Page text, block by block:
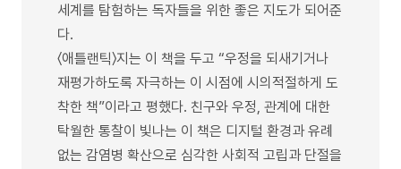
세계를 탐험하는 독자들을 위한 좋은 지도가 되어준
다.
〈애틀랜틱〉지는 이 책을 두고 “우정을 되새기거나
재평가하도록 자극하는 이 시점에 시의적절하게 도
착한 책”이라고 평했다. 친구와 우정, 관계에 대한
탁월한 통찰이 빛나는 이 책은 디지털 환경과 유례
없는 감염병 확산으로 심각한 사회적 고립과 단절을